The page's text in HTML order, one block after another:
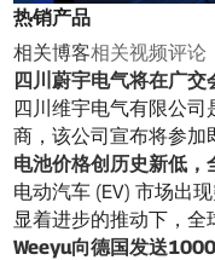
热销产品
相关博客相关视频评论
四川蔚宇电气将在广
四川维宇电气有限公
商，该公司宣布将参加
电池价格创历史新低
电动汽车 (EV) 市场出
显着进步的推动下，全
Weeyu向德国发送